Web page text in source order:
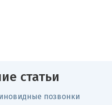
статьи
позвонки